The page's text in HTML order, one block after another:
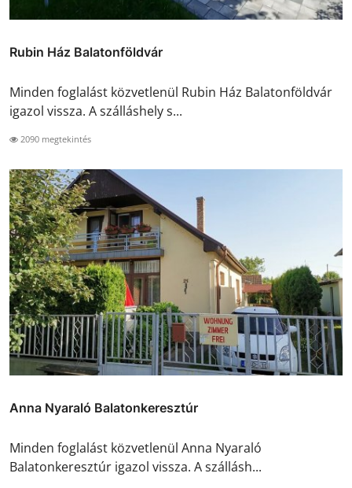
Rubin Ház Balatonföldvár
Minden foglalást közvetlenül Rubin Ház Balatonföldvár
igazol vissza. A szálláshely s...
2090 megtekintés
Anna Nyaraló Balatonkeresztúr
Minden foglalást közvetlenül Anna Nyaraló
Balatonkeresztúr igazol vissza. A szállásh...